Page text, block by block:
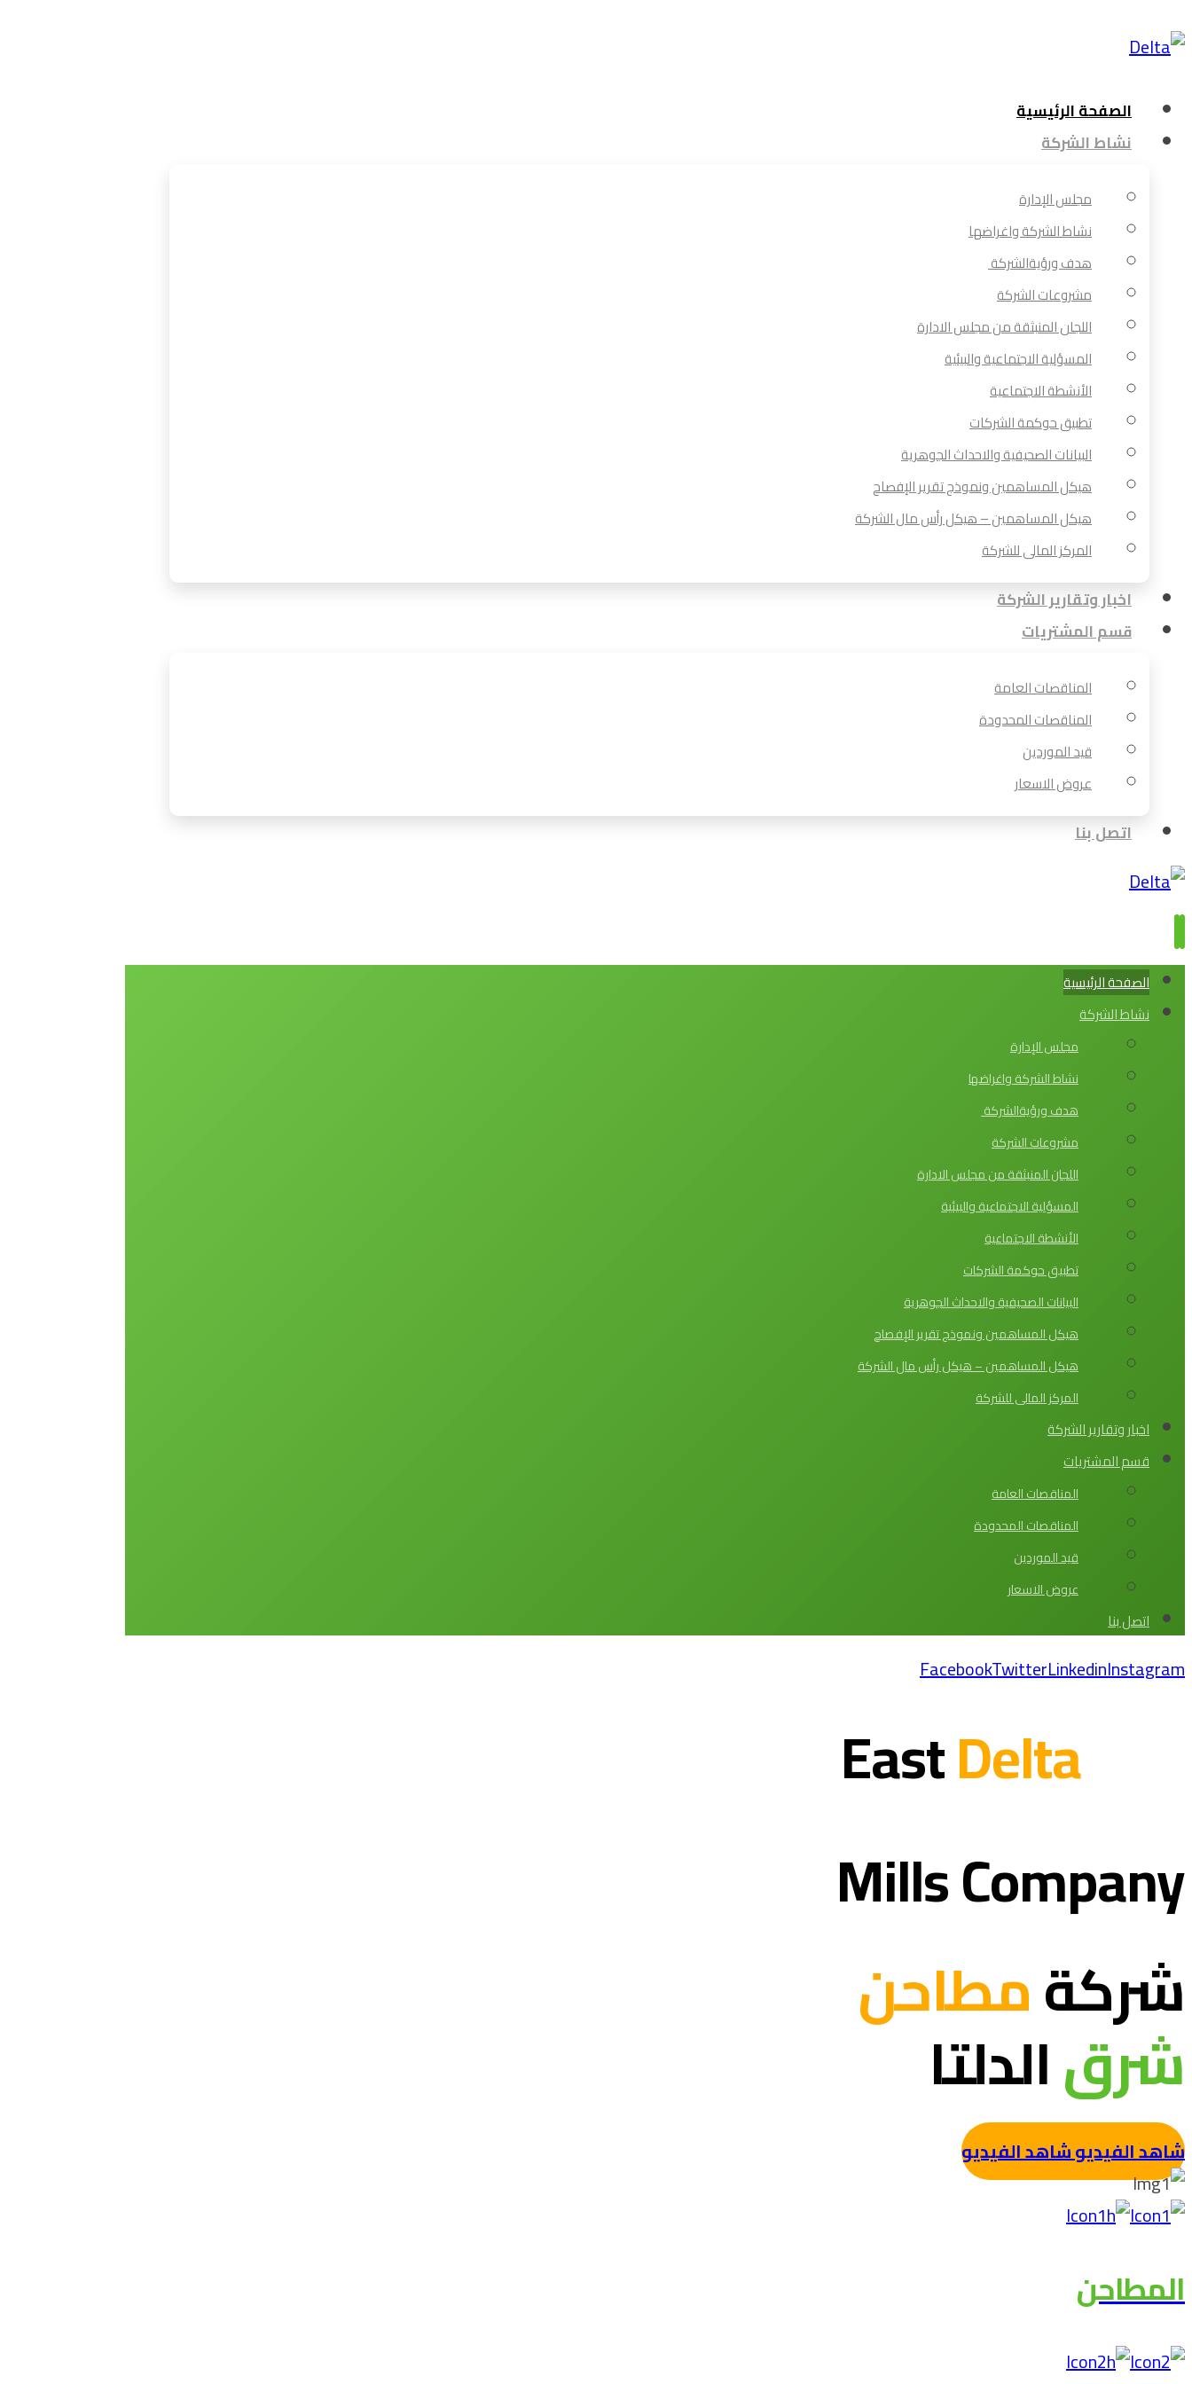
الصفحة الرئيسية
نشاط الشركة
مجلس الإدارة
نشاط الشركة واغراضها
هدف ورؤيةالشركة
مشروعات الشركة
اللجان المنبثقة من مجلس الادارة
المسؤلية الاجتماعية والبيئية
الأنشطة الاجتماعية
تطبيق حوكمة الشركات
البيانات الصحيفية والاحداث الجوهرية
هيكل المساهمين ونموذج تقرير الإفصاح
هيكل المساهمين – هيكل رأس مال الشركة
المركز المالى للشركة
اخبار وتقارير الشركة
قسم المشتريات
المناقصات العامة
المناقصات المحدودة
قيد الموردين
عروض الاسعار
اتصل بنا
الصفحة الرئيسية
نشاط الشركة
مجلس الإدارة
نشاط الشركة واغراضها
هدف ورؤيةالشركة
مشروعات الشركة
اللجان المنبثقة من مجلس الادارة
المسؤلية الاجتماعية والبيئية
الأنشطة الاجتماعية
تطبيق حوكمة الشركات
البيانات الصحيفية والاحداث الجوهرية
هيكل المساهمين ونموذج تقرير الإفصاح
هيكل المساهمين – هيكل رأس مال الشركة
المركز المالى للشركة
اخبار وتقارير الشركة
قسم المشتريات
المناقصات العامة
المناقصات المحدودة
قيد الموردين
عروض الاسعار
اتصل بنا
FacebookTwitterLinkedinInstagram
Delta
MillsCompany
شركةمطاحن
شرقالدلتا
شاهد الفيديوشاهد الفيديو
المطاحن